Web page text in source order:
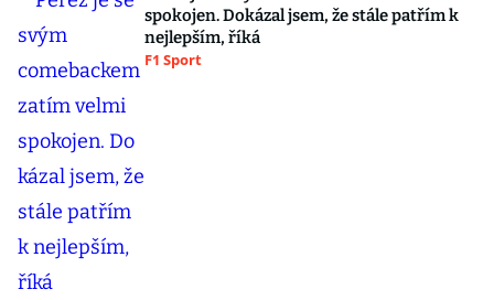
spokojen. Dokázal jsem, že stále patřím k
nejlepším, říká
F1 Sport